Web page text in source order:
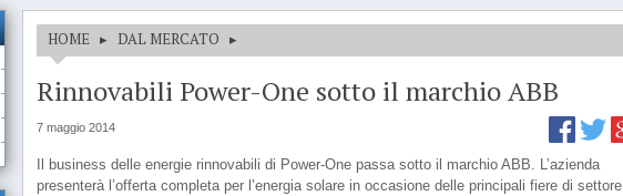
HOME ▸ DAL MERCATO ▸
Rinnovabili Power-One sotto il marchio ABB
7 maggio 2014
Il business delle energie rinnovabili di Power-One passa sotto il marchio ABB. L’azienda
presenterà l’offerta completa per l’energia solare in occasione delle principali fiere di settore